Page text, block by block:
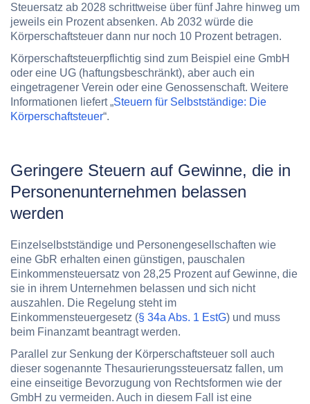
Steuersatz ab 2028 schrittweise über fünf Jahre hinweg um
jeweils ein Prozent absenken. Ab 2032 würde die
Körperschaftsteuer dann nur noch 10 Prozentbetragen.
Körperschaftsteuerpflichtig sind zum Beispiel eine GmbH
oder eine UG (haftungsbeschränkt), aber auch ein
eingetragener Verein oder eine Genossenschaft. Weitere
Informationen liefert „Steuern für Selbstständige: Die
Körperschaftsteuer“.
Geringere Steuern auf Gewinne, die in
Personenunternehmen belassen
werden
Einzelselbstständige und Personengesellschaften wie
eine GbR erhalten einen günstigen, pauschalen
Einkommensteuersatz von 28,25 Prozent auf Gewinne, die
sie in ihrem Unternehmen belassen und sich nicht
auszahlen. Die Regelung steht im
Einkommensteuergesetz (§ 34a Abs. 1 EstG) und muss
beim Finanzamt beantragt werden.
Parallel zur Senkung der Körperschaftsteuer soll auch
dieser sogenannte Thesaurierungssteuersatz fallen, um
eine einseitige Bevorzugung von Rechtsformen wie der
GmbH zu vermeiden. Auch in diesem Fall ist eine